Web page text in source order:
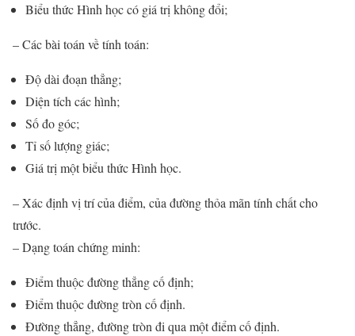
Biểu thức Hình học có giá trị không đổi;
– Các bài toán về tính toán:
Độ dài đoạn thẳng;
Diện tích các hình;
Số đo góc;
Tỉ số lượng giác;
Giá trị một biểu thức Hình học.
– Xác định vị trí của điểm, của đường thỏa mãn tính chất cho
trước.
– Dạng toán chứng minh:
Điểm thuộc đường thẳng cố định;
Điểm thuộc đường tròn cố định.
Đường thẳng, đường tròn đi qua một điểm cố định.